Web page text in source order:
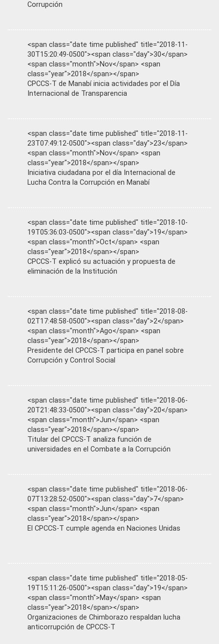
Corrupción
<span class="date time published" title="2018-11-
30T15:20:49-0500"><span class="day">30</span>
<span class="month">Nov</span> <span
class="year">2018</span></span>
CPCCS-T de Manabí inicia actividades por el Día
Internacional de Transparencia
<span class="date time published" title="2018-11-
23T07:49:12-0500"><span class="day">23</span>
<span class="month">Nov</span> <span
class="year">2018</span></span>
Iniciativa ciudadana por el día Internacional de
Lucha Contra la Corrupción en Manabí
<span class="date time published" title="2018-10-
19T05:36:03-0500"><span class="day">19</span>
<span class="month">Oct</span> <span
class="year">2018</span></span>
CPCCS-T explicó su actuación y propuesta de
eliminación de la Institución
<span class="date time published" title="2018-08-
02T17:48:58-0500"><span class="day">2</span>
<span class="month">Ago</span> <span
class="year">2018</span></span>
Presidente del CPCCS-T participa en panel sobre
Corrupción y Control Social
<span class="date time published" title="2018-06-
20T21:48:33-0500"><span class="day">20</span>
<span class="month">Jun</span> <span
class="year">2018</span></span>
Titular del CPCCS-T analiza función de
universidades en el Combate a la Corrupción
<span class="date time published" title="2018-06-
07T13:28:52-0500"><span class="day">7</span>
<span class="month">Jun</span> <span
class="year">2018</span></span>
El CPCCS-T cumple agenda en Naciones Unidas
<span class="date time published" title="2018-05-
19T15:11:26-0500"><span class="day">19</span>
<span class="month">May</span> <span
class="year">2018</span></span>
Organizaciones de Chimborazo respaldan lucha
anticorrupción de CPCCS-T